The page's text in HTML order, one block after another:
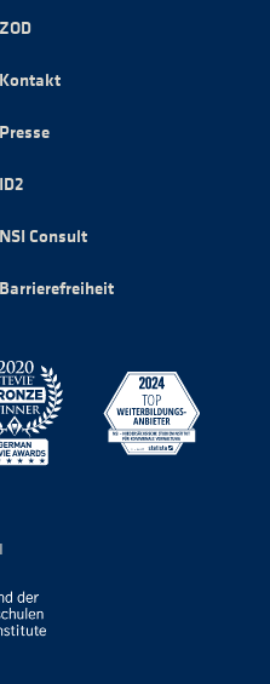
ZOD
Kontakt
Presse
ID2
NSI Consult
Barrierefreiheit